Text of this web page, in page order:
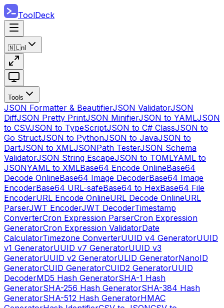
ToolDeck
🇳🇱nl
Tools
JSON Formatter & BeautifierJSON ValidatorJSON
DiffJSON Pretty PrintJSON MinifierJSON to YAMLJSON
to CSVJSON to TypeScriptJSON to C# ClassJSON to
Go StructJSON to PythonJSON to JavaJSON to
DartJSON to XMLJSONPath TesterJSON Schema
ValidatorJSON String EscapeJSON to TOMLYAML to
JSONYAML to XMLBase64 Encode OnlineBase64
Decode OnlineBase64 Image DecoderBase64 Image
EncoderBase64 URL-safeBase64 to HexBase64 File
EncoderURL Encode OnlineURL Decode OnlineURL
ParserJWT EncoderJWT DecoderTimestamp
ConverterCron Expression ParserCron Expression
GeneratorCron Expression ValidatorDate
CalculatorTimezone ConverterUUID v4 GeneratorUUID
v1 GeneratorUUID v7 GeneratorUUID v3
GeneratorUUID v2 GeneratorULID GeneratorNanoID
GeneratorCUID GeneratorCUID2 GeneratorUUID
DecoderMD5 Hash GeneratorSHA-1 Hash
GeneratorSHA-256 Hash GeneratorSHA-384 Hash
GeneratorSHA-512 Hash GeneratorHMAC